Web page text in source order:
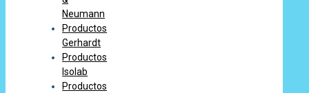
Neumann
Productos
Gerhardt
Productos
Isolab
Productos